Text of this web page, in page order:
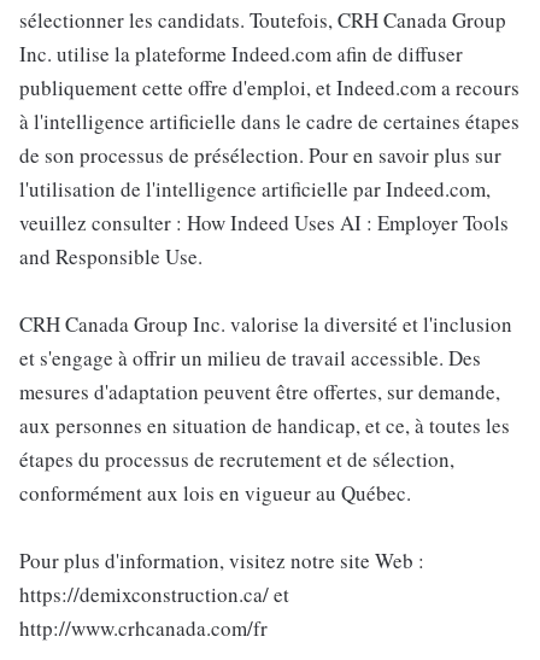
sélectionner les candidats. Toutefois, CRH Canada Group
Inc. utilise la plateforme Indeed.com afin de diffuser
publiquement cette offre d'emploi, et Indeed.com a recours
à l'intelligence artificielle dans le cadre de certaines étapes
de son processus de présélection. Pour en savoir plus sur
l'utilisation de l'intelligence artificielle par Indeed.com,
veuillez consulter : How Indeed Uses AI : Employer Tools
and Responsible Use.
CRH Canada Group Inc. valorise la diversité et l'inclusion
et s'engage à offrir un milieu de travail accessible. Des
mesures d'adaptation peuvent être offertes, sur demande,
aux personnes en situation de handicap, et ce, à toutes les
étapes du processus de recrutement et de sélection,
conformément aux lois en vigueur au Québec.
Pour plus d'information, visitez notre site Web :
https://demixconstruction.ca/ et
http://www.crhcanada.com/fr